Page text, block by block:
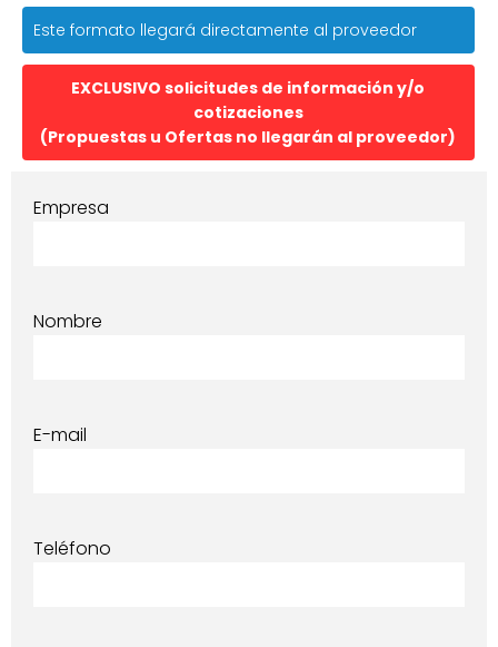
Este formato llegará directamente al proveedor
EXCLUSIVO solicitudes de información y/o
cotizaciones
(Propuestas u Ofertas no llegarán al proveedor)
Empresa
Nombre
E-mail
Teléfono